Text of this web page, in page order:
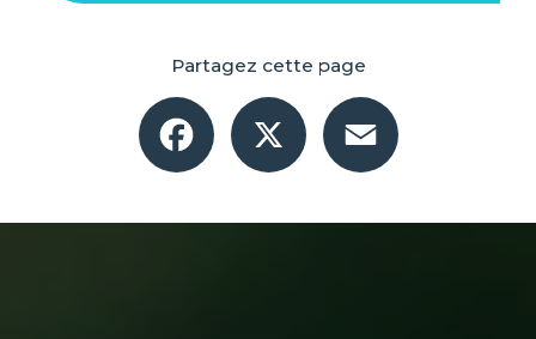
Partagez cette page
Facebook